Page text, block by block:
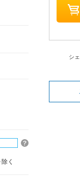
く
シ